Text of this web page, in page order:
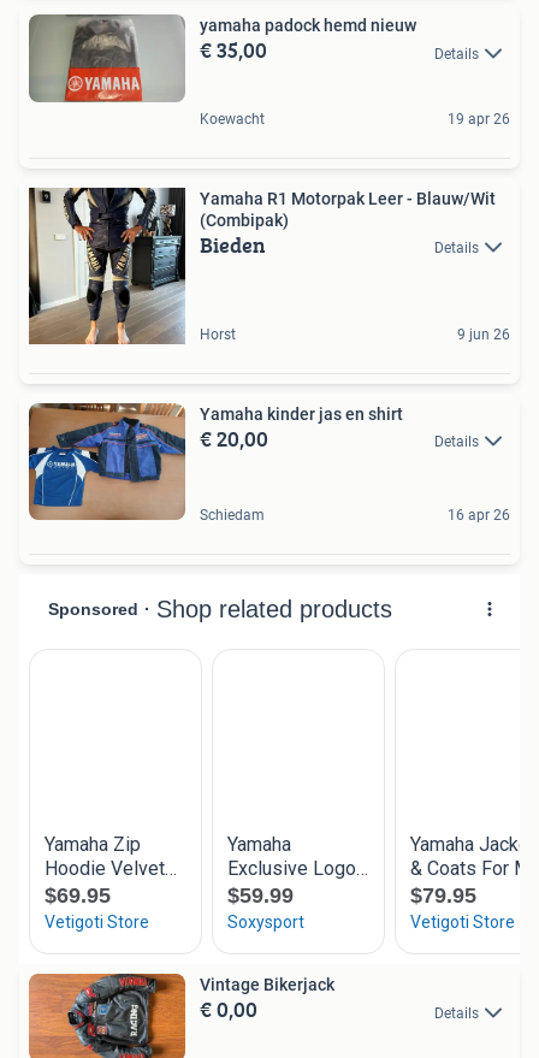
yamaha padock hemd nieuw
€ 35,00 Details
Koewacht 19 apr 26
Yamaha R1 Motorpak Leer - Blauw/Wit
(Combipak)
Bieden Details
Horst 9 jun 26
Yamaha kinder jas en shirt
€ 20,00 Details
Schiedam 16 apr 26
Vintage Bikerjack
€ 0,00 Details